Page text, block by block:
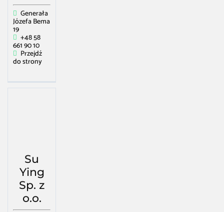
Generała
Józefa Bema
19
+48 58
661 90 10
Przejdź
do strony
Su
Ying
Sp. z
o.o.